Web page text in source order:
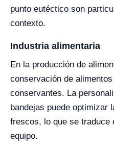
punto eutéctico son
contexto.
Industria alimentaria
En la producción de
conservación de
conservantes. La
bandejas puede optimizar
frescos, lo que se traduce
equipo.